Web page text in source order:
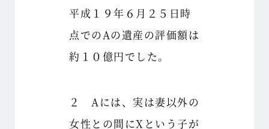
平成１９年６月２５日時
点でのAの遺産の評価額は
約１０億円でした。
２ Aには、実は妻以外の
女性との間にXという子が